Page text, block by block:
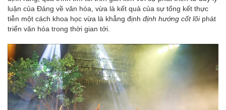
luận của Đảng về văn hóa, vừa là kết quả của sự tổng kết thực
tiễn một cách khoa học vừa là khẳng định định hướng cốt lõiphát
triển văn hóa trong thời gian tới.